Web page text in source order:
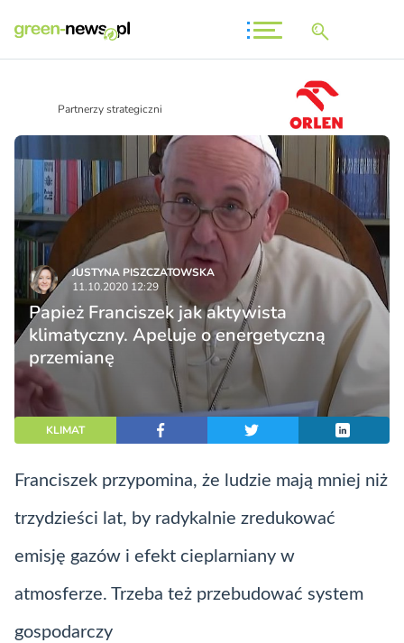
Partnerzy strategiczni
JUSTYNA PISZCZATOWSKA
11.10.2020 12:29
Papież Franciszek jak aktywista
klimatyczny. Apeluje o energetyczną
przemianę
KLIMAT
Franciszek przypomina, że ludzie mają mniej niż
trzydzieści lat, by radykalnie zredukować
emisję gazów i efekt cieplarniany w
atmosferze. Trzeba też przebudować system
gospodarczy